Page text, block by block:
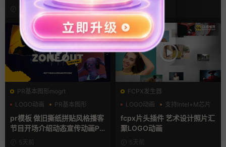
10小时前
宣传视频AE模板
3天前
PR基本图形mogrt
LOGO动画
PR基本图形
复古风
pr模板 做旧撕纸拼贴风格播客
节目开场介绍动态宣传动画PR
模版5天前
FCPX发生器
LOGO动画
支持Intel+M芯片
汇聚
fcpx片头插件 艺术设计照片汇
聚LOGO动画
5天前